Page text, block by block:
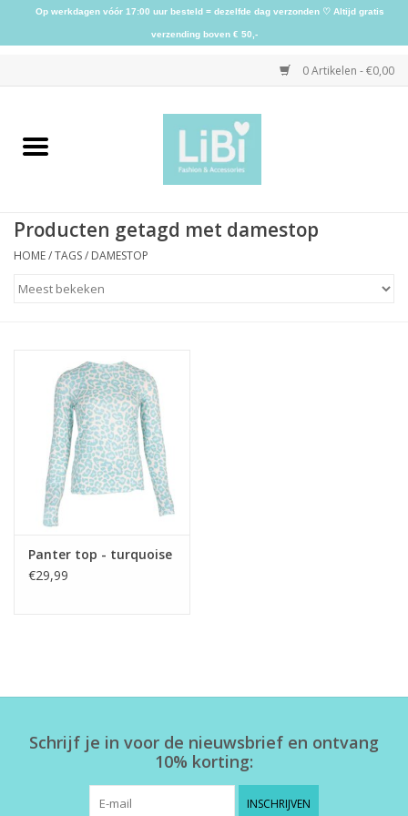
0 Artikelen - €0,00
Home
Schoenen
Accessoires
Home deco
Herensokken
Producten getagd met damestop
HOME/TAGS/ DAMESTOP
Panter top - turquoise
€29,99
Schrijf je in voor de nieuwsbrief en ontvang
10% korting:
INSCHRIJVEN
Op werkdagen vóór 17:00 uur besteld = dezelfde dag verzonden ♡ Altijd gratis
verzending boven € 50,-